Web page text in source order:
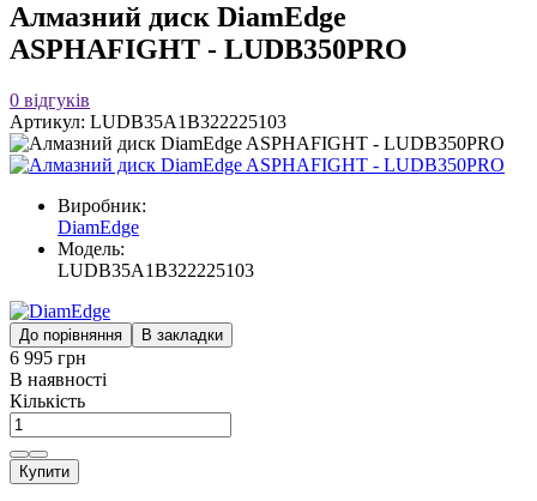
Алмазний диск DiamEdge
ASPHAFIGHT - LUDB350PRO
0 відгуків
Артикул: LUDB35A1B322225103
Виробник:
DiamEdge
Модель:
LUDB35A1B322225103
До порівняння В закладки
6 995 грн
В наявності
Кількість
Купити